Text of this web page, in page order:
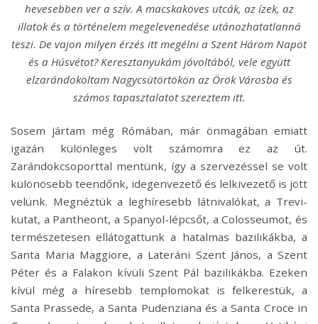
hevesebben ver a szív. A macskaköves utcák, az ízek, az
illatok és a történelem megelevenedése utánozhatatlanná
teszi. De vajon milyen érzés itt megélni a Szent Három Napot
és a Húsvétot? Keresztanyukám jóvoltából, vele együtt
elzarándokoltam Nagycsütörtökön az Örök Városba és
számos tapasztalatot szereztem itt.
Sosem jártam még Rómában, már önmagában emiatt
igazán különleges volt számomra ez az út.
Zarándokcsoporttal mentünk, így a szervezéssel se volt
különösebb teendőnk, idegenvezető és lelkivezető is jött
velünk. Megnéztük a leghíresebb látnivalókat, a Trevi-
kutat, a Pantheont, a Spanyol-lépcsőt, a Colosseumot, és
természetesen ellátogattunk a hatalmas bazilikákba, a
Santa Maria Maggiore, a Lateráni Szent János, a Szent
Péter és a Falakon kívüli Szent Pál bazilikákba. Ezeken
kívül még a híresebb templomokat is felkerestük, a
Santa Prassede, a Santa Pudenziana és a Santa Croce in